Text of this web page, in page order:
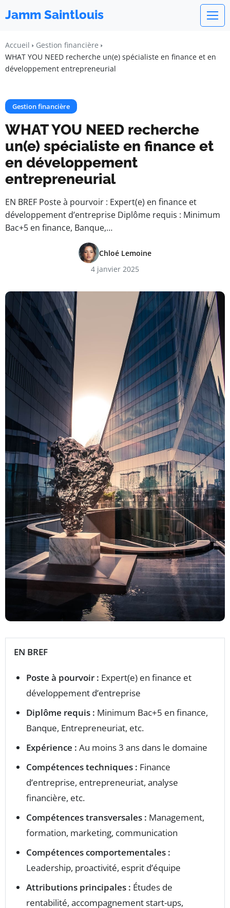
Jamm Saintlouis
Accueil
Gestion financière
WHAT YOU NEED recherche un(e) spécialiste en finance et en
développement entrepreneurial
Gestion financière
WHAT YOU NEED recherche
un(e) spécialiste en finance et
en développement
entrepreneurial
EN BREF Poste à pourvoir : Expert(e) en finance et
développement d’entreprise Diplôme requis : Minimum
Bac+5 en finance, Banque,…
Chloé Lemoine
4 janvier 2025
EN BREF
Poste à pourvoir : Expert(e) en finance et
développement d’entreprise
Diplôme requis : Minimum Bac+5 en finance,
Banque, Entrepreneuriat, etc.
Expérience : Au moins 3 ans dans le domaine
Compétences techniques : Finance
d’entreprise, entrepreneuriat, analyse
financière, etc.
Compétences transversales : Management,
formation, marketing, communication
Compétences comportementales :
Leadership, proactivité, esprit d’équipe
Attributions principales : Études de
rentabilité, accompagnement start-ups,